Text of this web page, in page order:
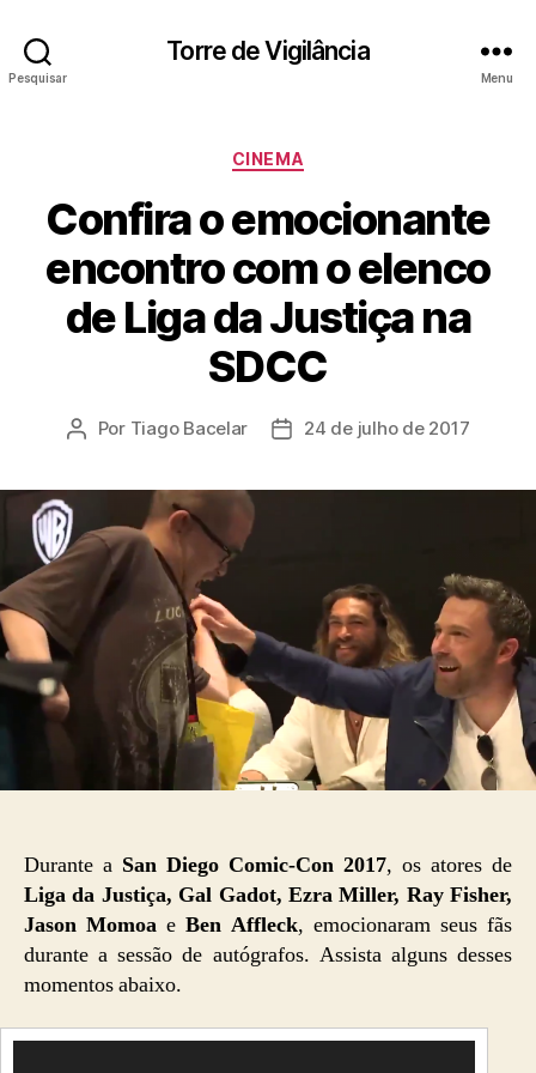
Pesquisar
Torre de Vigilância
Menu
Categorias
CINEMA
Confira o emocionante
encontro com o elenco
de Liga da Justiça na
SDCC
Autor
Por Tiago Bacelar
Data24 de julho de 2017
Durante a San Diego Comic-Con 2017, os atores de
Liga da Justiça, Gal Gadot, Ezra Miller, Ray Fisher,
Jason Momoa e Ben Affleck, emocionaram seus fãs
durante a sessão de autógrafos. Assista alguns desses
momentos abaixo.